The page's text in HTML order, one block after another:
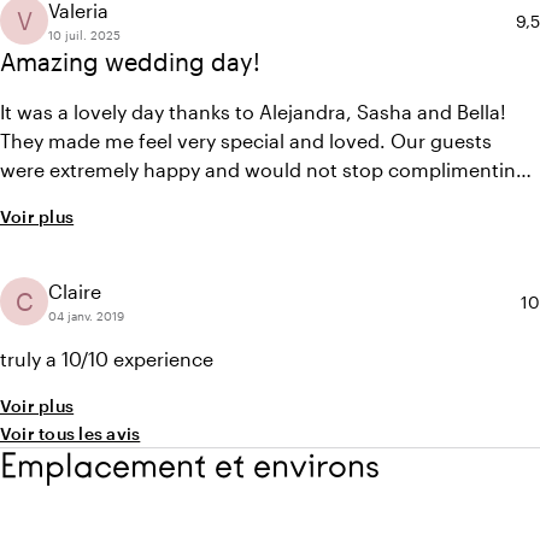
the venue). They have a very good selection of partners
(for cakes etc.) + have a GREAT chef!
Amazing wedding day!
V Valeria
10 juil. 2025
9,5
It was a lovely day thanks to Alejandra, Sasha and Bella!
They made me feel very special and loved. Our guests
were extremely happy and would not stop complimenting
Voir plus
C Claire
04 janv. 2019
10
truly a 10/10 experience
Voir plus
Voir tous les avis
Emplacement et environs